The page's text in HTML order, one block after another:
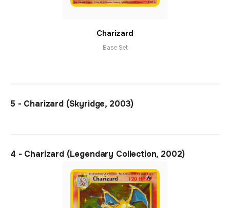
Charizard
Base Set
5 - Charizard (Skyridge, 2003)
4 - Charizard (Legendary Collection, 2002)